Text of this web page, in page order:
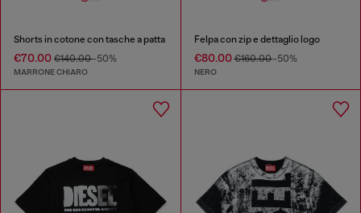
Shorts in cotone con tasche a patta
€70.00 €140.00-50%
MARRONE CHIARO
Felpa con zip e dettaglio logo
€80.00€160.00-50%
NERO